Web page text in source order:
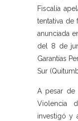
Fiscalía
tentativa de
anunciada
del 8 de
Garantías
Sur
A pesar de
Violencia
investigó y